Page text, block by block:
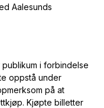
Aalesunds
i forbindelse
oppstå under
på at
Kjøpte billetter